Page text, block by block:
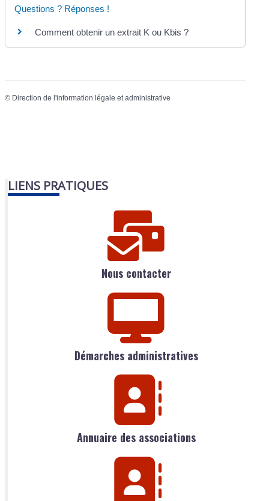
Questions ? Réponses !
Comment obtenir un extrait K ou Kbis ?
© Direction de l'information légale et administrative
LIENS PRATIQUES
Nous contacter
Démarches administratives
Annuaire des associations